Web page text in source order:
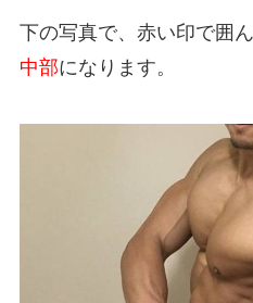
下の写真で、赤い印で囲
中部になります。